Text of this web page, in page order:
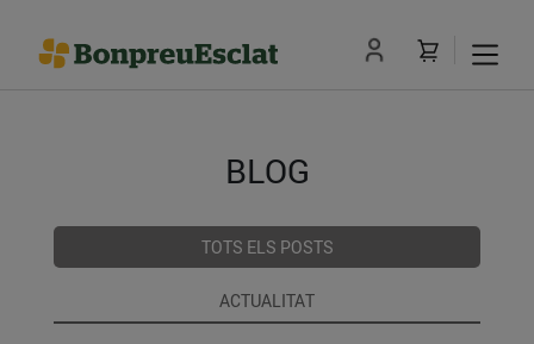
BLOG
TOTS ELS POSTS
ACTUALITAT